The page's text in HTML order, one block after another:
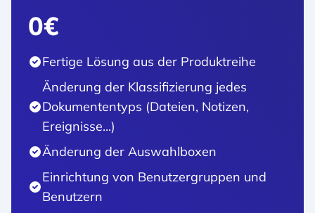
0€
Fertige Lösung aus der Produktreihe
Änderung der Klassifizierung jedes
Dokumententyps (Dateien, Notizen,
Ereignisse...)
Änderung der Auswahlboxen
Einrichtung von Benutzergruppen und
Benutzern